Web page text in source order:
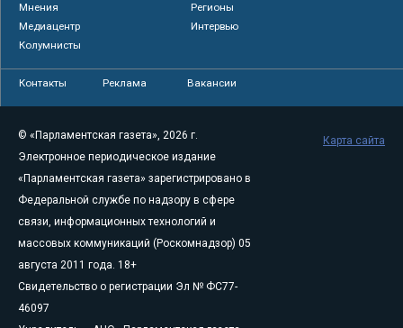
Мнения
Регионы
Медиацентр
Интервью
Колумнисты
Контакты Реклама Вакансии
© «Парламентская газета», 2026 г.
Электронное периодическое издание
«Парламентская газета» зарегистрировано в
Федеральной службе по надзору в сфере
связи, информационных технологий и
массовых коммуникаций (Роскомнадзор) 05
августа 2011 года. 18+
Свидетельство о регистрации Эл № ФС77-
46097
Карта сайта